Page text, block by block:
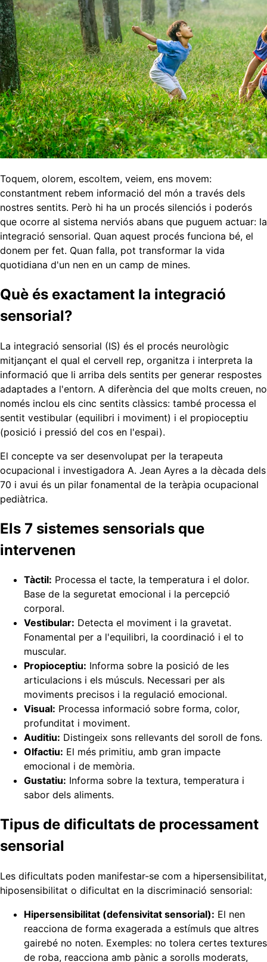
Toquem, olorem, escoltem, veiem, ens movem:
constantment rebem informació del món a través dels
nostres sentits. Però hi ha un procés silenciós i poderós
que ocorre al sistema nerviós abans que puguem actuar: la
integració sensorial. Quan aquest procés funciona bé, el
donem per fet. Quan falla, pot transformar la vida
quotidiana d'un nen en un camp de mines.
Què és exactament la integració
sensorial?
La integració sensorial (IS) és el procés neurològic
mitjançant el qual el cervell rep, organitza i interpreta la
informació que li arriba dels sentits per generar respostes
adaptades a l'entorn. A diferència del que molts creuen, no
només inclou els cinc sentits clàssics: també processa el
sentit vestibular (equilibri i moviment) i el propioceptiu
(posició i pressió del cos en l'espai).
El concepte va ser desenvolupat per la terapeuta
ocupacional i investigadora A. Jean Ayres a la dècada dels
70 i avui és un pilar fonamental de la teràpia ocupacional
pediàtrica.
Els 7 sistemes sensorials que
intervenen
Tàctil: Processa el tacte, la temperatura i el dolor.
Base de la seguretat emocional i la percepció
corporal.
Vestibular: Detecta el moviment i la gravetat.
Fonamental per a l'equilibri, la coordinació i el to
muscular.
Propioceptiu: Informa sobre la posició de les
articulacions i els músculs. Necessari per als
moviments precisos i la regulació emocional.
Visual: Processa informació sobre forma, color,
profunditat i moviment.
Auditiu: Distingeix sons rellevants del soroll de fons.
Olfactiu: El més primitiu, amb gran impacte
emocional i de memòria.
Gustatiu: Informa sobre la textura, temperatura i
sabor dels aliments.
Tipus de dificultats de processament
sensorial
Les dificultats poden manifestar-se com a hipersensibilitat,
hiposensibilitat o dificultat en la discriminació sensorial:
Hipersensibilitat (defensivitat sensorial): El nen
reacciona de forma exagerada a estímuls que altres
gairebé no noten. Exemples: no tolera certes textures
de roba, reacciona amb pànic a sorolls moderats,